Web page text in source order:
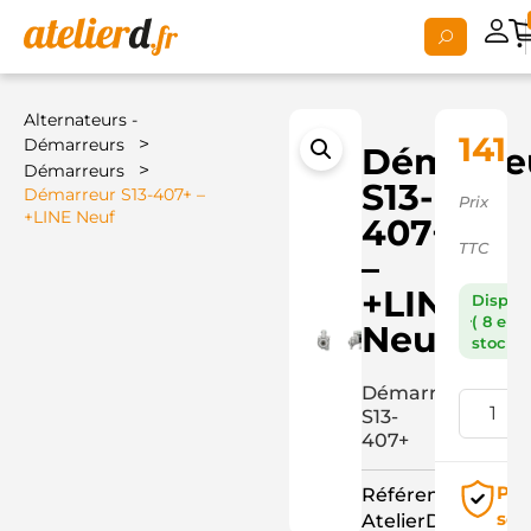
Alternateurs -
Démarreurs
>
Démarreurs >
Démarreur S13-407+ –
+LINE Neuf
S13-
407+
–
+LINE
Neuf
Démarreur
S13-
407+
Référence
AtelierD
Prix
TTC
( 8 en
stock )